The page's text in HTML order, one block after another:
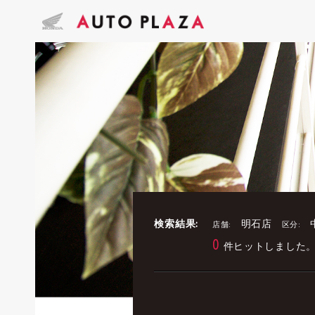
検索結果: 店舗: 明石店 区分:
0 件ヒットしました。